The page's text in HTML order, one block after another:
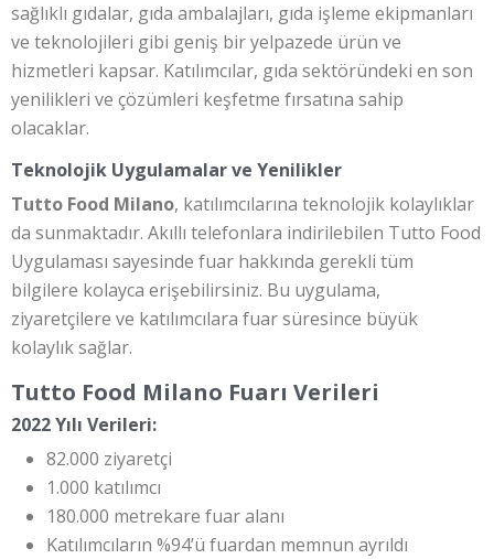
sağlıklı gıdalar, gıda ambalajları, gıda işleme ekipmanları
ve teknolojileri gibi geniş bir yelpazede ürün ve
hizmetleri kapsar. Katılımcılar, gıda sektöründeki en son
yenilikleri ve çözümleri keşfetme fırsatına sahip
olacaklar.
Teknolojik Uygulamalar ve Yenilikler
Tutto Food Milano, katılımcılarına teknolojik kolaylıklar
da sunmaktadır. Akıllı telefonlara indirilebilen Tutto Food
Uygulaması sayesinde fuar hakkında gerekli tüm
bilgilere kolayca erişebilirsiniz. Bu uygulama,
ziyaretçilere ve katılımcılara fuar süresince büyük
kolaylık sağlar.
Tutto Food Milano Fuarı Verileri
2022 Yılı Verileri:
82.000 ziyaretçi
1.000 katılımcı
180.000 metrekare fuar alanı
Katılımcıların %94’ü fuardan memnun ayrıldı